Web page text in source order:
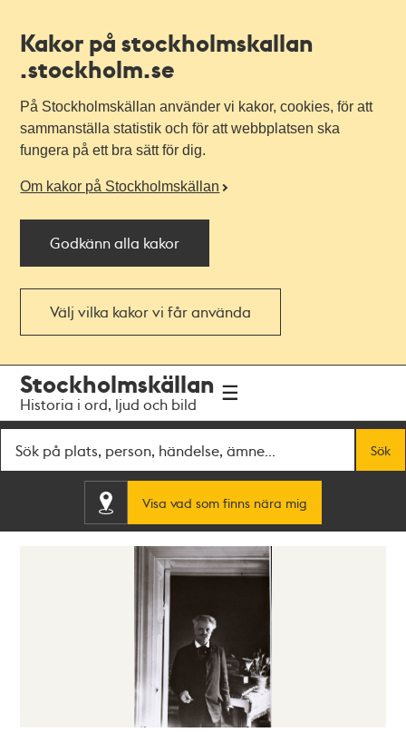
Kakor på stockholmskallan
.stockholm.se
På Stockholmskällan använder vi kakor, cookies, för att
sammanställa statistik och för att webbplatsen ska
fungera på ett bra sätt för dig.
Om kakor på Stockholmskällan
Godkänn alla kakor
Välj vilka kakor vi får använda
navigationen
huvudinnehållet
Stockholmskällan
Historia i ord, ljud och bild
Sök
Visa vad som finns nära mig